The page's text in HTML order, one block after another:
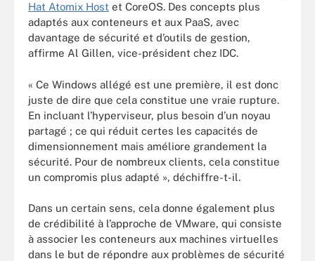
Hat Atomix Host et CoreOS. Des concepts plus
adaptés aux conteneurs et aux PaaS, avec
davantage de sécurité et d’outils de gestion,
affirme Al Gillen, vice-président chez IDC.
« Ce Windows allégé est une première, il est donc
juste de dire que cela constitue une vraie rupture.
En incluant l’hyperviseur, plus besoin d’un noyau
partagé ; ce qui réduit certes les capacités de
dimensionnement mais améliore grandement la
sécurité. Pour de nombreux clients, cela constitue
un compromis plus adapté », déchiffre-t-il.
Dans un certain sens, cela donne également plus
de crédibilité à l’approche de VMware, qui consiste
à associer les conteneurs aux machines virtuelles
dans le but de répondre aux problèmes de sécurité